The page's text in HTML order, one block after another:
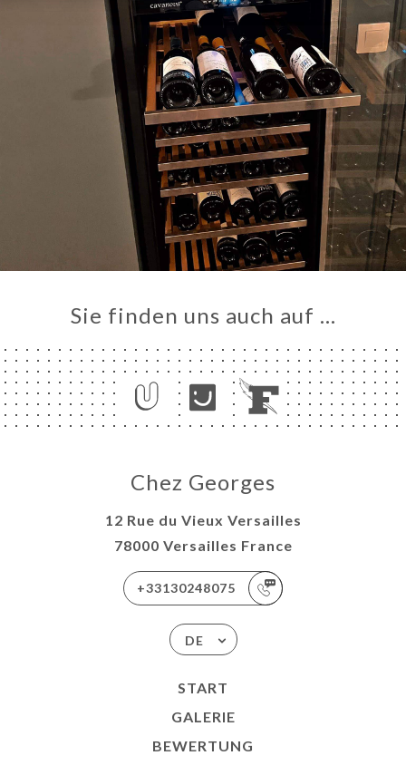
Sie finden uns auch auf …
Chez Georges
12 Rue du Vieux Versailles
78000 Versailles France
+33130248075
DE
START
GALERIE
BEWERTUNG